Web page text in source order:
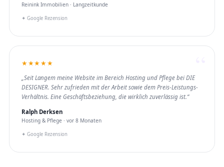
Reinink Immobilien · Langzeitkunde
✦ Google Rezension
★★★★★
„Seit Langem meine Website im Bereich Hosting und Pflege bei DIE
DESIGNER. Sehr zufrieden mit der Arbeit sowie dem Preis-Leistungs-
Verhältnis. Eine Geschäftsbeziehung, die wirklich zuverlässig ist.“
Ralph Derksen
Hosting & Pflege · vor 8 Monaten
✦ Google Rezension